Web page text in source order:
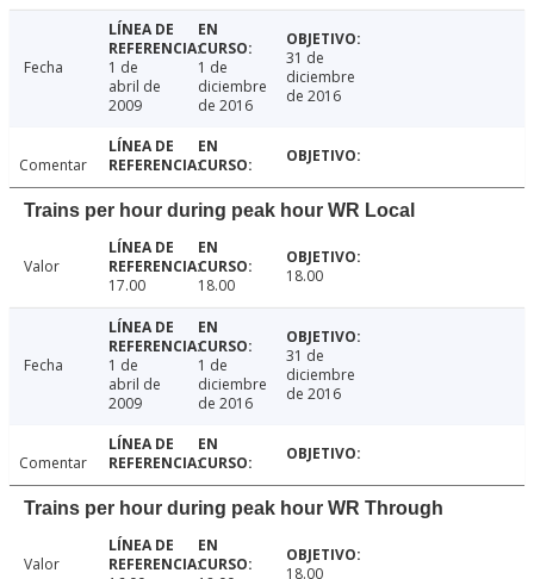
Fecha
1 de
abril de
2009
1 de
diciembre
de 2016
31 de
diciembre
de 2016
Comentar
Trains per hour during peak hour WR Local
Valor
17.00
18.00 18.00
Fecha
1 de
abril de
2009
1 de
diciembre
de 2016
31 de
diciembre
de 2016
Comentar
Trains per hour during peak hour WR Through
Valor
18.00